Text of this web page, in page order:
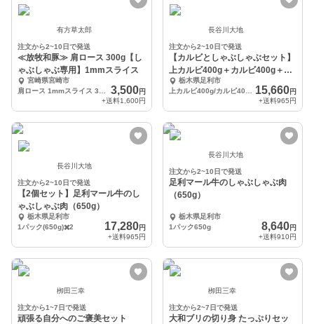
有方草太郎
注文から2~10日で発送
≪放牧和豚≫ 肩ロース 300g【し
ゃぶしゃぶ専用】1mmスライス
宮崎県宮崎市
3,500円
+送料1,600円
長谷川大地
注文から2~10日で発送
【カルビとしゃぶしゃぶセット】
上カルビ400g＋カルビ400g＋し
ゃぶしゃぶ
栃木県足利市
15,660円
+送料965円
長谷川大地
注文から2~10日で発送
【2個セット】足利マール牛のし
ゃぶしゃぶ肉（650g）
栃木県足利市
1パック(650g)✖️2
17,280円
+送料965円
長谷川大地
注文から2~10日で発送
足利マール牛のしゃぶしゃぶ肉
（650g）
栃木県足利市
1パック650g
8,640円
+送料910円
栁田三幸
注文から1~7日で発送
頑張る自分へのご褒美セット
栁田三幸
注文から2~7日で発送
大和ブリの切り身 たっぷりセッ